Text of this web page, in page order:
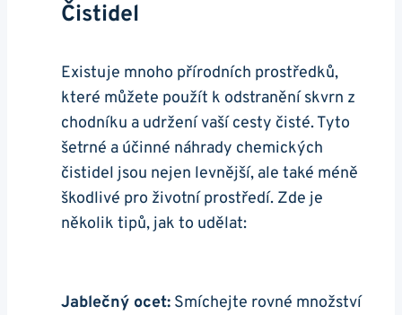
Čistidel
Existuje mnoho ⁤přírodních prostředků,
které můžete použít k ‌odstranění skvrn z
chodníku a udržení vaší ‌cesty ⁢čisté. Tyto
šetrné a účinné náhrady chemických
čistidel jsou nejen levnější, ale také méně
škodlivé pro životní prostředí. Zde je
několik tipů, ⁣jak to udělat:
Jablečný ocet: Smíchejte rovné množství